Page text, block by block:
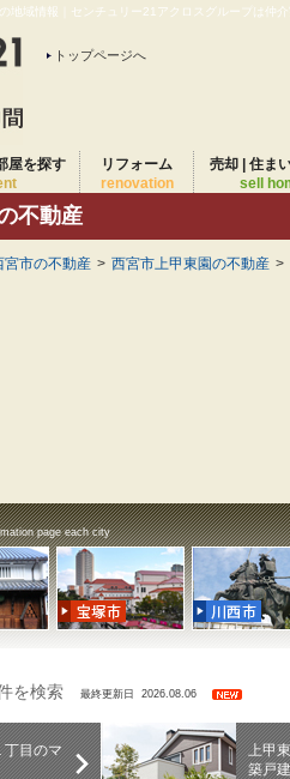
地域情報｜センチュリー21アクロスグループは仲
トップページへ
屋を探す
リフォーム
renovation
売却 | 住ま
sell
不動産
宮市の不動産 > 西宮市上甲東園の不動産 >
page each city
を検索 最終更新日 2026.08.06
丁目のマ
上甲
築戸